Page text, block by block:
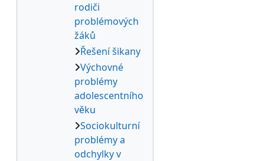
rodiči
problémových
žáků
Řešení šikany
Výchovné
problémy
adolescentního
věku
Sociokulturní
problémy a
odchylky v